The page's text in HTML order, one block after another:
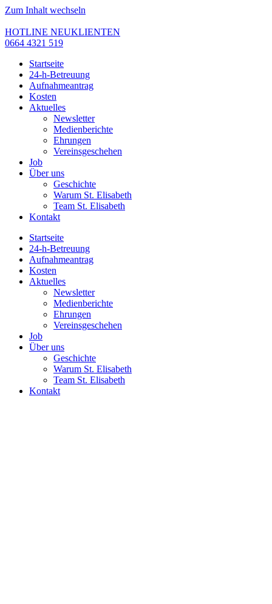
Zum Inhalt wechseln
HOTLINE NEUKLIENTEN
0664 4321 519
Startseite
24-h-Betreuung
Aufnahmeantrag
Kosten
Aktuelles
Newsletter
Medienberichte
Ehrungen
Vereinsgeschehen
Job
Über uns
Geschichte
Warum St. Elisabeth
Team St. Elisabeth
Kontakt
Startseite
24-h-Betreuung
Aufnahmeantrag
Kosten
Aktuelles
Newsletter
Medienberichte
Ehrungen
Vereinsgeschehen
Job
Über uns
Geschichte
Warum St. Elisabeth
Team St. Elisabeth
Kontakt